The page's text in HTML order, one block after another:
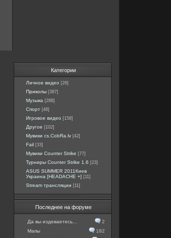
Категории
Личное видео [26]
Приколы [387]
Музыка [288]
Спорт [48]
Игровое видео [158]
Другое [102]
Мувики cs.CobRa.lv [42]
Fail [33]
Мувики Counter Strike [77]
Турниры Counter Strike 1.6 [23]
ASUS SUMMER 2011Киев
Украина [HEADACHE +] [11]
Stream трансляции [11]
Последнее на форуме
Да вы издеваетесь...
2
Мапы
182